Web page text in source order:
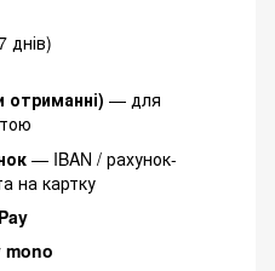
днів)
отриманні) — для
— IBAN / рахунок-
на картку
mono